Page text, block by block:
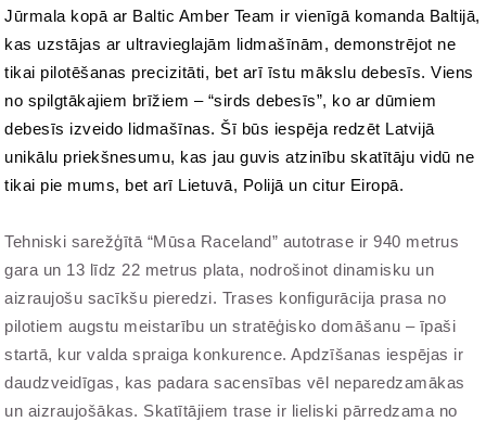
Jūrmala kopā ar Baltic Amber Team ir vienīgā komanda Baltijā,
kas uzstājas ar ultravieglajām lidmašīnām, demonstrējot ne
tikai pilotēšanas precizitāti, bet arī īstu mākslu debesīs. Viens
no spilgtākajiem brīžiem – “sirds debesīs”, ko ar dūmiem
debesīs izveido lidmašīnas. Šī būs iespēja redzēt Latvijā
unikālu priekšnesumu, kas jau guvis atzinību skatītāju vidū ne
tikai pie mums, bet arī Lietuvā, Polijā un citur Eiropā.
Tehniski sarežģītā “Mūsa Raceland” autotrase ir 940 metrus
gara un 13 līdz 22 metrus plata, nodrošinot dinamisku un
aizraujošu sacīkšu pieredzi. Trases konfigurācija prasa no
pilotiem augstu meistarību un stratēģisko domāšanu – īpaši
startā, kur valda spraiga konkurence. Apdzīšanas iespējas ir
daudzveidīgas, kas padara sacensības vēl neparedzamākas
un aizraujošākas. Skatītājiem trase ir lieliski pārredzama no